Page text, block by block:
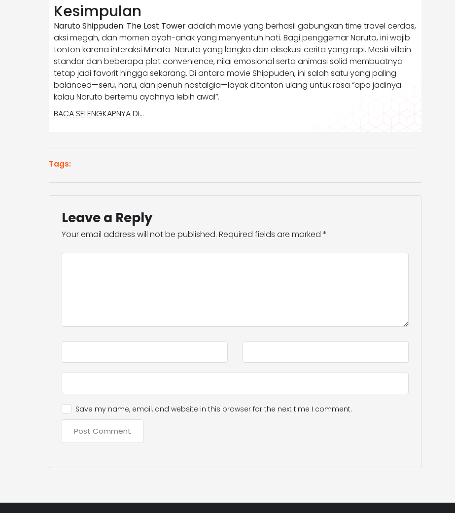
Kesimpulan
Naruto Shippuden: The Lost Toweradalah movie yang berhasil gabungkan time travel cerdas,
aksi megah, dan momen ayah-anak yang menyentuh hati. Bagi penggemar Naruto, ini wajib
tonton karena interaksi Minato-Naruto yang langka dan eksekusi cerita yang rapi. Meski villain
standar dan beberapa plot convenience, nilai emosional serta animasi solid membuatnya
tetap jadi favorit hingga sekarang. Di antara movie Shippuden, ini salah satu yang paling
balanced—seru, haru, dan penuh nostalgia—layak ditonton ulang untuk rasa “apa jadinya
kalau Naruto bertemu ayahnya lebih awal”.
BACA SELENGKAPNYA DI…
Tags:
Leave a Reply
Your email address will not be published. Required fields are marked *
Save my name, email, and website in this browser for the next time I comment.